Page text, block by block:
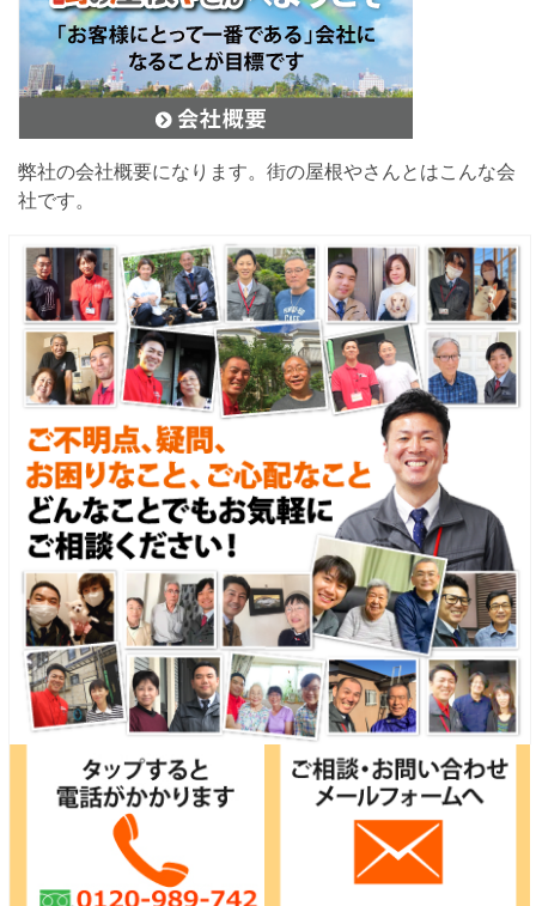
弊社の会社概要になります。街の屋根やさんとはこんな会
社です。